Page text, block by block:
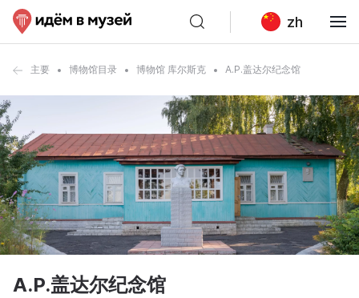
zh
主要 博物馆目录 博物馆 库尔斯克 A.P.盖达尔纪念馆
A.P.盖达尔纪念馆